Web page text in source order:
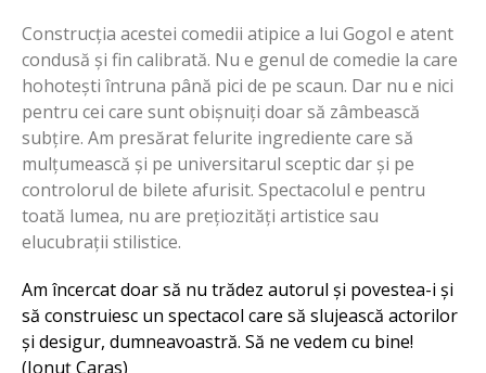
Construcția acestei comedii atipice a lui Gogol e atent
condusă și fin calibrată. Nu e genul de comedie la care
hohotești întruna până pici de pe scaun. Dar nu e nici
pentru cei care sunt obișnuiți doar să zâmbească
subțire. Am presărat felurite ingrediente care să
mulțumească și pe universitarul sceptic dar și pe
controlorul de bilete afurisit. Spectacolul e pentru
toată lumea, nu are prețiozități artistice sau
elucubrații stilistice.
Am încercat doar să nu trădez autorul și povestea-i și
să construiesc un spectacol care să slujească actorilor
și desigur, dumneavoastră. Să ne vedem cu bine!
(Ionuț Caras)